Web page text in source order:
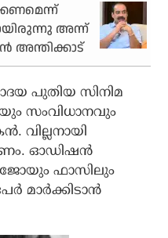
അന്ന്
അന്തിക്കാട്
പുതിയ സിനിമ
സംവിധാനവും
വില്ലനായി
ഓഡിഷൻ
ഫാസിലും
മാർക്കിടാൻ